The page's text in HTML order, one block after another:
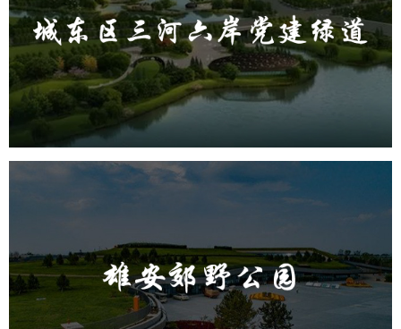
旅游休闲 公园 AI人工智能 智慧公园
智能步道
AR太极
智能大数据平台
公园 AI人工智能 智慧公园